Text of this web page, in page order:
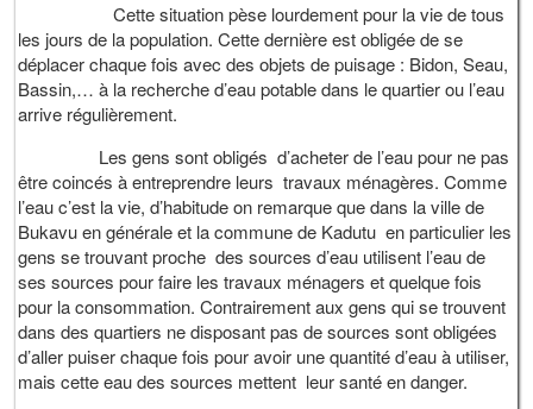
Cette situation pèse lourdement pour la vie de tous
les jours de la population. Cette dernière est obligée de se
déplacer chaque fois avec des objets de puisage : Bidon, Seau,
Bassin,… à la recherche d’eau potable dans le quartier ou l’eau
arrive régulièrement.
Les gens sont obligés d’acheter de l’eau pour ne pas
être coincés à entreprendre leurs travaux ménagères. Comme
l’eau c’est la vie, d’habitude on remarque que dans la ville de
Bukavu en générale et la commune de Kadutu en particulier les
gens se trouvant proche des sources d’eau utilisent l’eau de
ses sources pour faire les travaux ménagers et quelque fois
pour la consommation. Contrairement aux gens qui se trouvent
dans des quartiers ne disposant pas de sources sont obligées
d’aller puiser chaque fois pour avoir une quantité d’eau à utiliser,
mais cette eau des sources mettent leur santé en danger.